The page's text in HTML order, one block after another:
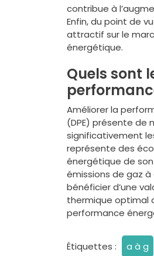
contribue à
Enfin, du point de
attractif sur le
énergétique.
Quels sont
Améliorer la
(DPE) présente de
significativement
représente des
énergétique de
émissions de gaz
bénéficier d’une
thermique optimal
performance
Étiquettes : a à g